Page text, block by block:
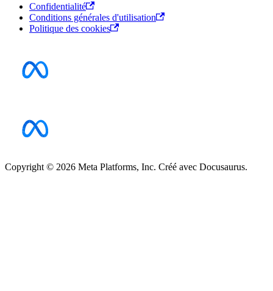
Confidentialité
Conditions générales d'utilisation
Politique des cookies
Copyright © 2026 Meta Platforms, Inc. Créé avec Docusaurus.